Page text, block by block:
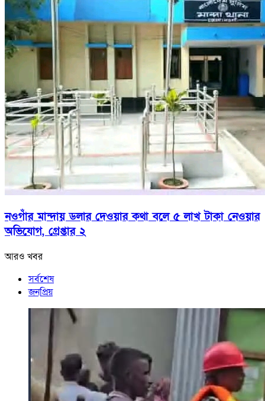
নওগাঁর মান্দায় ডলার দেওয়ার কথা বলে ৫ লাখ টাকা নেওয়ার
অভিযোগ, গ্রেপ্তার ২
আরও খবর
সর্বশেষ
জনপ্রিয়